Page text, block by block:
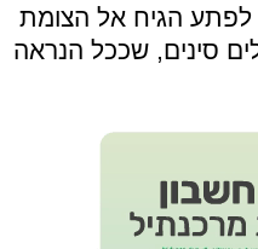
לפתע הגיח אל הצומת
סינים, שככל הנראה